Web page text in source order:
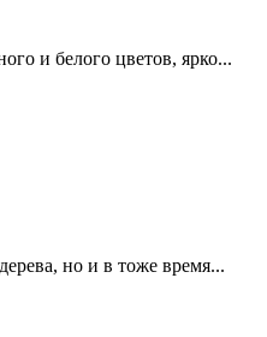
и белого цветов, ярко...
но и в тоже время...